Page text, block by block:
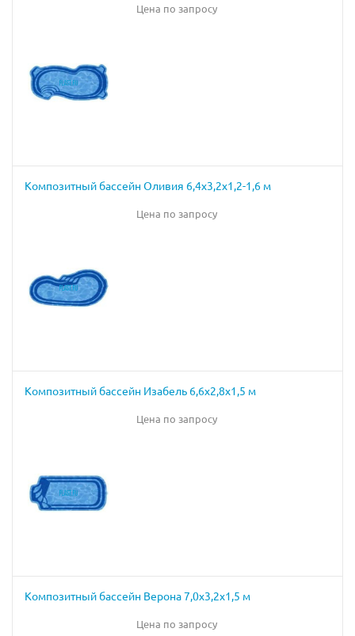
Цена по запросу
Композитный бассейн Оливия 6,4х3,2х1,2-1,6 м
Цена по запросу
Композитный бассейн Изабель 6,6х2,8х1,5 м
Цена по запросу
Композитный бассейн Верона 7,0х3,2х1,5 м
Цена по запросу